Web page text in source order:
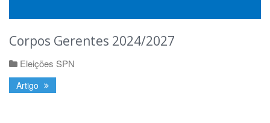
Corpos Gerentes 2024/2027
Eleições SPN
Artigo